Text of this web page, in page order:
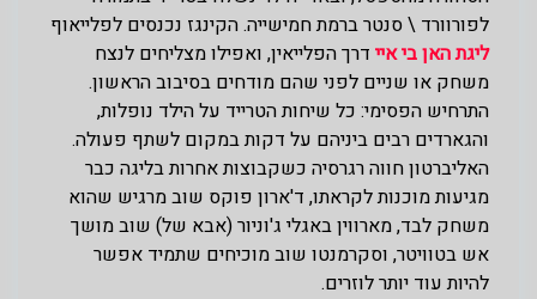
לפורוורד \ סנטר ברמת חמישייה. הקינגז נכנסים לפלייאוף
ליגת האן בי איי דרך הפלייאין, ואפילו מצליחים לנצח
משחק או שניים לפני שהם מודחים בסיבוב הראשון.
התרחיש הפסימי: כל שיחות הטרייד על הילד נופלות,
והגארדים רבים ביניהם על דקות במקום לשתף פעולה.
האליברטון חווה רגרסיה כשקבוצות אחרות בליגה כבר
מגיעות מוכנות לקראתו, ד'ארון פוקס שוב מרגיש שהוא
משחק לבד, מארווין באגלי ג'וניור (אבא של) שוב מושך
אש בטוויטר, וסקרמנטו שוב מוכיחים שתמיד אפשר
להיות עוד יותר לוזרים.